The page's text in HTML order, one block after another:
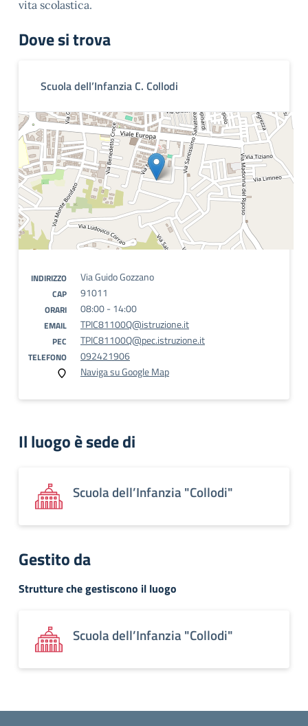
vita scolastica.
Dove si trova
Scuola dell’Infanzia C. Collodi
INDIRIZZO Via Guido Gozzano
CAP 91011
ORARI 08:00 - 14:00
EMAIL TPIC81100Q@istruzione.it
PEC TPIC81100Q@pec.istruzione.it
TELEFONO
092421906
Naviga su Google Map
Il luogo è sede di
Scuola dell’Infanzia "Collodi"
Gestito da
Strutture che gestiscono il luogo
Scuola dell’Infanzia "Collodi"